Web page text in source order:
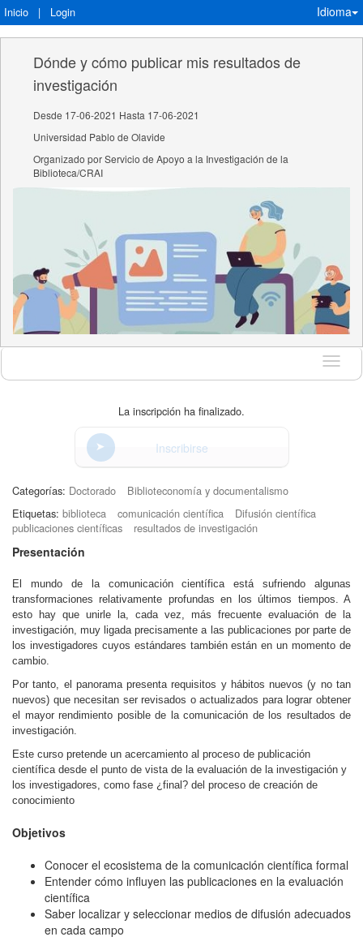
Inicio | Login Idioma
Dónde y cómo publicar mis resultados de
investigación
Desde 17-06-2021 Hasta 17-06-2021
Universidad Pablo de Olavide
Organizado por Servicio de Apoyo a la Investigación de la
Biblioteca/CRAI
Idioma
La inscripción ha finalizado.
Inscribirse
Categorías: Doctorado
Biblioteconomía y documentalismo
Etiquetas: biblioteca comunicación científica
Difusión científica
publicaciones científicas
resultados de investigación
Presentación
El mundo de la comunicación científica está sufriendo algunas
transformaciones relativamente profundas en los últimos tiempos. A
esto hay que unirle la, cada vez, más frecuente evaluación de la
investigación, muy ligada precisamente a las publicaciones por parte de
los investigadores cuyos estándares también están en un momento de
cambio.
Por tanto, el panorama presenta requisitos y hábitos nuevos (y no tan
nuevos) que necesitan ser revisados o actualizados para lograr obtener
el mayor rendimiento posible de la comunicación de los resultados de
investigación.
Este curso pretende un acercamiento al proceso de publicación
científica desde el punto de vista de la evaluación de la investigación y
los investigadores, como fase ¿final? del proceso de creación de
conocimiento
Objetivos
Conocer el ecosistema de la comunicación científica formal
Entender cómo influyen las publicaciones en la evaluación
científica
Saber localizar y seleccionar medios de difusión adecuados
en cada campo